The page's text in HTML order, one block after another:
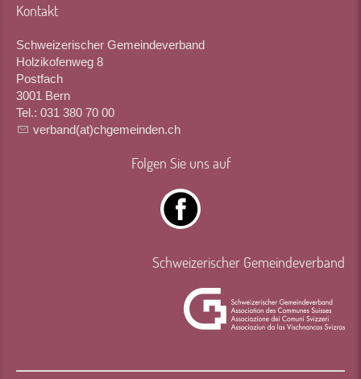
Kontakt
Schweizerischer Gemeindeverband
Holzikofenweg 8
Postfach
3001 Bern
Tel.: 031 380 70 00
verband(at)chgemeinden.ch
Folgen Sie uns auf
Schweizerischer Gemeindeverband